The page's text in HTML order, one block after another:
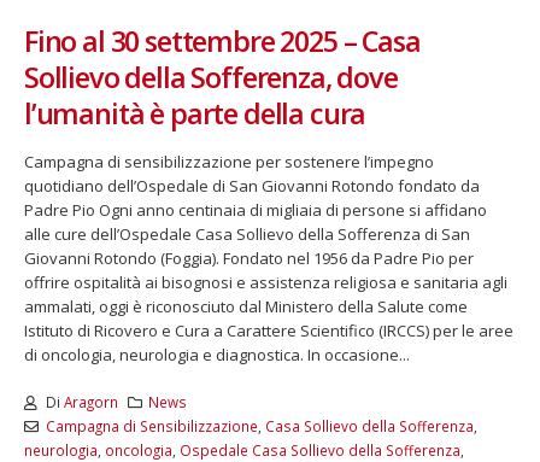
Fino al 30 settembre 2025 – Casa
Sollievo della Sofferenza, dove
l’umanità è parte della cura
Campagna di sensibilizzazione per sostenere l’impegno
quotidiano dell’Ospedale di San Giovanni Rotondo fondato da
Padre Pio Ogni anno centinaia di migliaia di persone si affidano
alle cure dell’Ospedale Casa Sollievo della Sofferenza di San
Giovanni Rotondo (Foggia). Fondato nel 1956 da Padre Pio per
offrire ospitalità ai bisognosi e assistenza religiosa e sanitaria agli
ammalati, oggi è riconosciuto dal Ministero della Salute come
Istituto di Ricovero e Cura a Carattere Scientifico (IRCCS) per le aree
di oncologia, neurologia e diagnostica. In occasione...
Di Aragorn
News
Campagna di Sensibilizzazione Casa Sollievo della Sofferenza
neurologia oncologia Ospedale Casa Sollievo della Sofferenza
5 ottobre 2026 – “Jannacci…
dintorni” per festeggiare i
anni di Fondazione TOG
Giugno 15, 2026
18 e 19 dicembre 2026 –
gospel benefico per
Opera Cardinal Ferrari
Giugno 15, 2026